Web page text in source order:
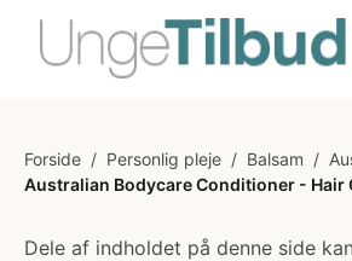
Forside / Personlig pleje / Balsam /
Australian Bodycare Conditioner - Hair
Dele af indholdet på denne side